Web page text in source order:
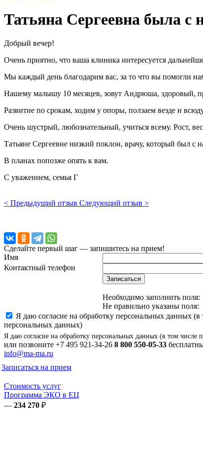
Татьяна Сергеевна была с
Добрый вечер!
Очень приятно, что ваша клиника интересуется
Мы каждый день благодарим вас, за то что вы помогли
Нашему малышу 10 месяцев, зовут Андрюша, здоровый,
Развитие по срокам, ходим у опоры, ползаем везде и
Очень шустрый, любознательный, учиться всему. Рост,
Татьяне Сергеевне низкий поклон, врачу, который был
В планах попозже опять к вам.
С уважением, семья Г
< Предыдущий отзыв Следующий отзыв >
Сделайте первый шаг — запишитесь на прием!
Имя
Контактный телефон
Записаться
Необходимо заполнить поля:
Не правильно указаны поля:
Я даю согласие на обработку персональных данных
персональных данных)
Я даю согласие на обработку персональных данных (в том числе
или позвоните +7 495 921-34-26 8 800 550-05-33
info@ma-ma.ru
Записаться на прием
Стоимость услуг
Программа ЭКО в ЕЦ
— 234 270 ₽